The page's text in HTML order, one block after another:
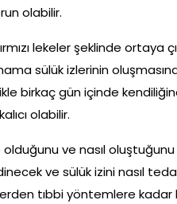
olabilir.
lekeler şeklinde ortaya
sülük izlerinin oluşmasına
birkaç gün içinde
olabilir.
ve nasıl
ve sülük izini nasıl
tıbbi yöntemlere kadar